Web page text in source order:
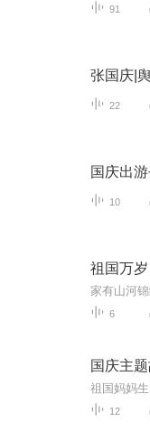
91
张国庆|
22
国庆出
10
祖国万
6
国庆主
12